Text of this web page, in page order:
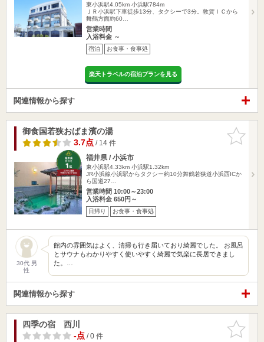
東小浜駅4.05km 小浜駅784m
ＪＲ小浜駅下車徒歩13分、タクシーで3分。敦賀ＩＣから
舞鶴方面約60…
営業時間
入浴料金 ～
宿泊 お食事・食事処
楽天トラベルの宿泊プランを見る
関連情報から探す
お気に入
りに追加
御食国若狭おばま濱の湯
3.7点/ 14 件
福井県 / 小浜市
東小浜駅4.33km 小浜駅1.32km
JR小浜線小浜駅からタクシー約10分舞鶴若狭道小浜西ICか
ら国道27…
営業時間 10:00～23:00
入浴料金 650円～
日帰り お食事・食事処
30代 男
性
館内の雰囲気はよく、清掃も行き届いており綺麗でした。 お風呂
とサウナもわかりやすく使いやすく綺麗で気楽に長居できまし
た。…
関連情報から探す
お気に入
りに追加
四季の宿 西川
-点/ 0 件